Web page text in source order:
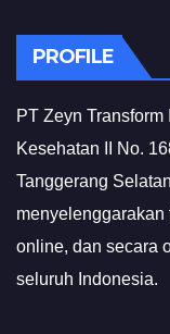
PROFILE
PT Zeyn
Kesehatan II No.
Tanggerang
online, dan secara
seluruh Indonesia.